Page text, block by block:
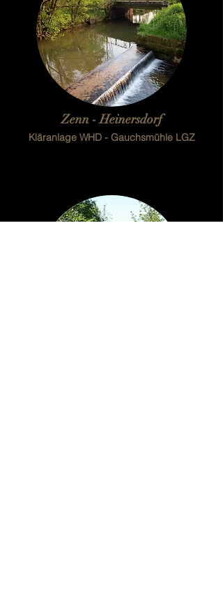
Zenn - Heinersdorf
Kläranlage WHD - Gauchsmühle LGZ